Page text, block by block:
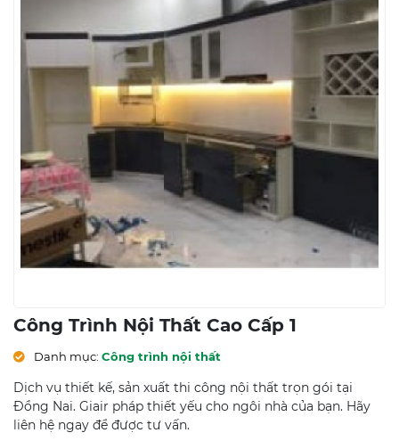
Công Trình Nội Thất Cao Cấp 1
Danh mục: Công trình nội thất
Dịch vụ thiết kế, sản xuất thi công nội thất trọn gói tại
Đồng Nai. Giair pháp thiết yếu cho ngôi nhà của bạn. Hãy
liên hệ ngay để được tư vấn.